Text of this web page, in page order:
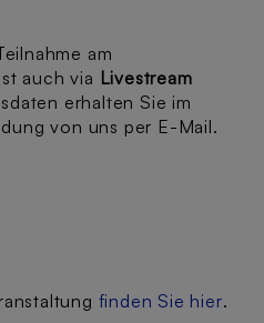
am
auch via Livestream
erhalten Sie im
von uns per E-Mail.
finden Sie hier.